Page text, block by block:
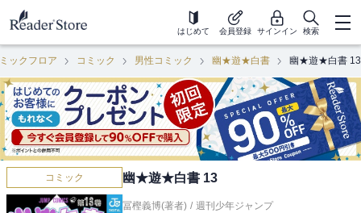
はじめて 会員登録 サインイン 検索
ックフロア コミック 男性コミック 幽★遊★白書 幽★遊★白書 13
コミック 幽★遊★白書 13
冨樫義博(著者) / 週刊少年ジャンプ